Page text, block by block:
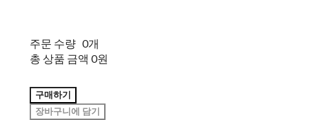
주문 수량 0개
총 상품 금액 0원
구매하기
장바구니에 담기